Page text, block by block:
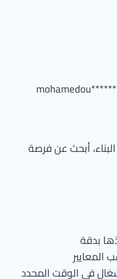
مجال البناء، أبحث عن فرصة
بدقة
المعايير
في الوقت المحدد